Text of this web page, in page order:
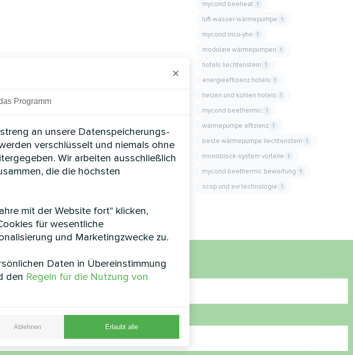
mycond beeheat 1
luft-wasser-wärmepumpe 1
mycond mcu-yhe 1
modulare wärmepumpen 1
hotels liechtenstein 1
energieeffizienz hotels 1
heizen und kühlen hotels 1
mycond beethermic 1
wärmepumpe effizienz 1
beste wärmepumpe liechtenstein 1
monoblock-system vorteile 1
mycond beethermic bewertung 1
scop und evi technologie 1
×
Programm
an unsere Datenspeicherungs-
verschlüsselt und niemals ohne
Wir arbeiten ausschließlich
die die höchsten
mit der Website fort" klicken,
für wesentliche
und Marketingzwecke zu.
Daten in Übereinstimmung
den Regeln für die Nutzung von
Ablehnen Erlaubt alle